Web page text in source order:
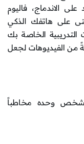
الاندماج، فاليوم
على هاتفك الذكي
الخاصة بك
من الفيديوهات لجعل
وحده مخاطباً